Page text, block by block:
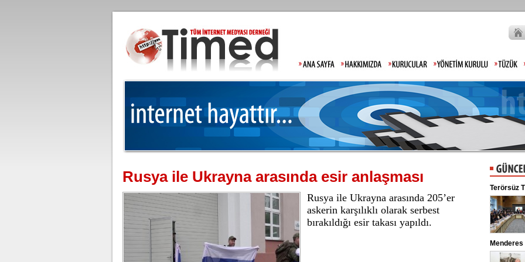
Rusya ile Ukrayna arasında esir anlaşması
Rusya ile Ukrayna arasında 205’er
askerin karşılıklı olarak serbest
bırakıldığı esir takası yapıldı.
Uluslararası kredi derecelendirme
kuruluşu Moody's, Türkiye'ye ilişkin
periyodik incelemesini tamamladı ...
Terörsüz
10